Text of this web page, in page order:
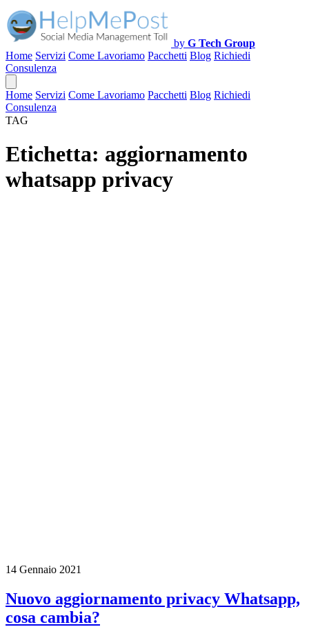
by G Tech Group
Home Servizi Come Lavoriamo Pacchetti Blog Richiedi
Consulenza
Home Servizi Come Lavoriamo Pacchetti Blog Richiedi
Consulenza
TAG
Etichetta: aggiornamento
whatsapp privacy
14 Gennaio 2021
Nuovo aggiornamento privacy Whatsapp,
cosa cambia?